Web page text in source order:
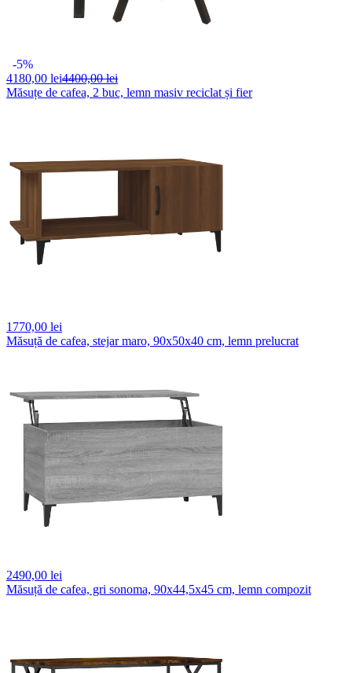
-5%
4180,00 lei4400,00 lei
Măsuțe de cafea, 2 buc, lemn masiv reciclat și fier
1770,00 lei
Măsuță de cafea, stejar maro, 90x50x40 cm, lemn prelucrat
2490,00 lei
Măsuță de cafea, gri sonoma, 90x44,5x45 cm, lemn compozit